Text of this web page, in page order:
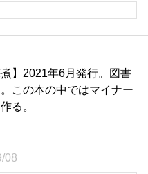
】2021年6月発行。図書
この本の中ではマイナー
る。
08